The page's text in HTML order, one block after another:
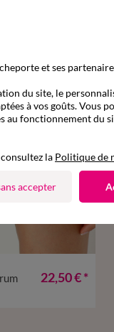
22,50 €*
et ses
du site, le
à vos goûts. Vous
au fonctionnement du
la Politique de
accepter